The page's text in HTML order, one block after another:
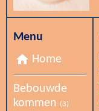
Menu
home Home
Bebouwde
kommen (3)